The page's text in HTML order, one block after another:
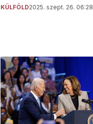
KÜLFÖLD2025. szept. 26. 06:28